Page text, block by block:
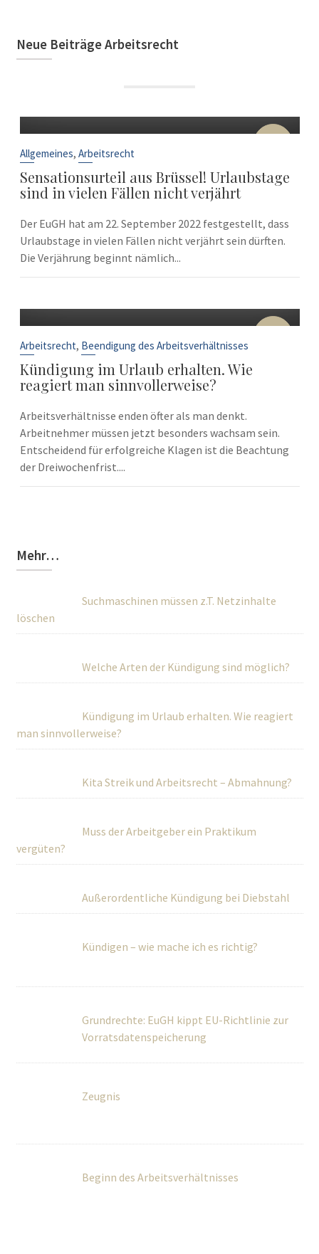
Neue Beiträge Arbeitsrecht
22
Allgemeines, Arbeitsrecht
Sensationsurteil aus Brüssel! Urlaubstage
sind in vielen Fällen nicht verjährt
Der EuGH hat am 22. September 2022 festgestellt, dass
Urlaubstage in vielen Fällen nicht verjährt sein dürften.
Die Verjährung beginnt nämlich...
10
Arbeitsrecht, Beendigung des Arbeitsverhältnisses
Kündigung im Urlaub erhalten. Wie
reagiert man sinnvollerweise?
Arbeitsverhältnisse enden öfter als man denkt.
Arbeitnehmer müssen jetzt besonders wachsam sein.
Entscheidend für erfolgreiche Klagen ist die Beachtung
der Dreiwochenfrist....
Mehr…
Suchmaschinen müssen z.T. Netzinhalte
löschen
Welche Arten der Kündigung sind möglich?
Kündigung im Urlaub erhalten. Wie reagiert
man sinnvollerweise?
Kita Streik und Arbeitsrecht – Abmahnung?
Muss der Arbeitgeber ein Praktikum
vergüten?
Außerordentliche Kündigung bei Diebstahl
Kündigen – wie mache ich es richtig?
Vorratsdatenspeicherung
Zeugnis